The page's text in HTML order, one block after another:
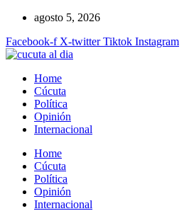
contenido
agosto 5, 2026
Facebook-f X-twitter Tiktok Instagram
Home
Cúcuta
Política
Opinión
Internacional
Home
Cúcuta
Política
Opinión
Internacional